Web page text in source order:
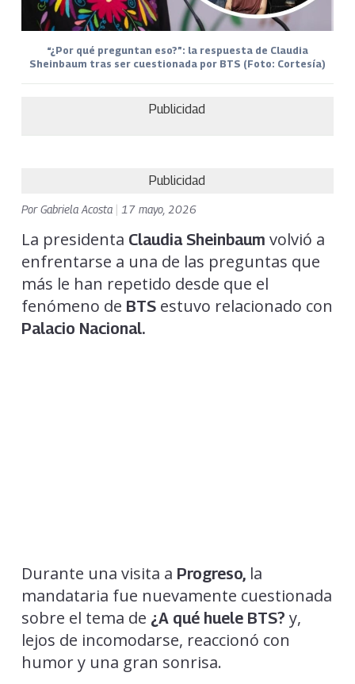
“¿Por qué preguntan eso?”: la respuesta de Claudia
Sheinbaum tras ser cuestionada por BTS (Foto: Cortesía)
Publicidad
Publicidad
PorGabriela Acosta 17 mayo, 2026
La presidenta Claudia Sheinbaum volvió a
enfrentarse a una de las preguntas que
más le han repetido desde que el
fenómeno de BTSestuvo relacionado con
Palacio Nacional.
Durante una visita a Progreso,la
mandataria fue nuevamente cuestionada
sobre el tema de ¿A qué huele BTS? y,
lejos de incomodarse, reaccionó con
humor y una gran sonrisa.